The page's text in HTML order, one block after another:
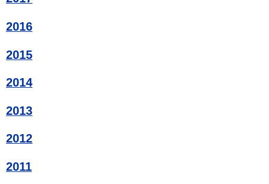
2016
2015
2014
2013
2012
2011